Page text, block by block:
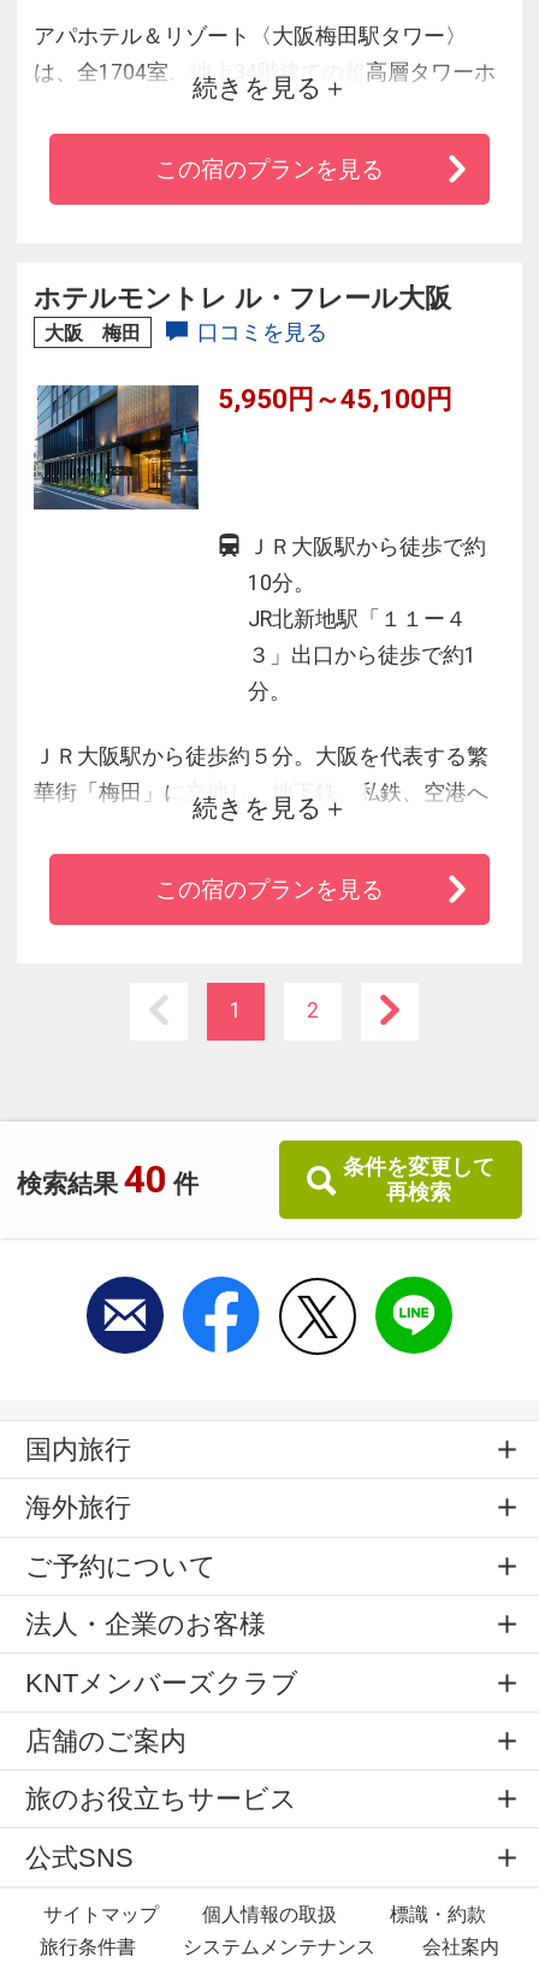
検索結果 40 件
条件を変更して
再検索
アパホテル＆リゾート〈大阪梅田駅タワー〉
は、全1704室、地上34階建ての超高層タワーホ
テルとして、2023年2月に開業しました。館内設
備として、最上階に展望レストランや展望プー
ル、大浴殿・露天風呂、大型レストラン・カフ
在そのものを楽しめます。
続きを見る
この宿のプランを見る
ホテルモントレ ル・フレール大阪
大阪 梅田 口コミを見る
5,950円～45,100円
ＪＲ大阪駅から徒歩で約
10分。
JR北新地駅「１１ー４
３」出口から徒歩で約1
分。
ＪＲ大阪駅から徒歩約５分。大阪を代表する繁
華街「梅田」に立地し、地下鉄、私鉄、空港へ
のアクセスも大変便利です。観光やビジネス、
ショッピングやお食事と幅広くお客様のニーズ
に応える事の出来る立地です。館内は日本の伝
の隠れ家にふさわしい落ち着いた空間でごゆっ
くりとおくつろぎ下さい。
続きを見る
この宿のプランを見る
1 2
国内旅行
海外旅行
ご予約について
法人・企業のお客様
KNTメンバーズクラブ
店舗のご案内
旅のお役立ちサービス
公式SNS
サイトマップ 個人情報の取扱
標識・約款
旅行条件書
システムメンテナンス 会社案内